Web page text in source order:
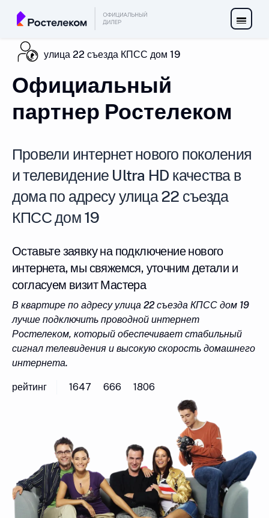
улица 22 съезда КПСС дом 19
Официальный
партнер Ростелеком
Провели интернет нового поколения
и телевидение Ultra HD качества в
дома по адресу улица 22 съезда
КПСС дом 19
Оставьте заявку на подключение нового
интернета, мы свяжемся, уточним детали и
согласуем визит Мастера
В квартире по адресу улица 22 съезда КПСС дом 19
лучше подключить проводной интернет
Ростелеком, который обеспечивает стабильный
сигнал телевидения и высокую скорость домашнего
интернета.
рейтинг 1647 666 1806